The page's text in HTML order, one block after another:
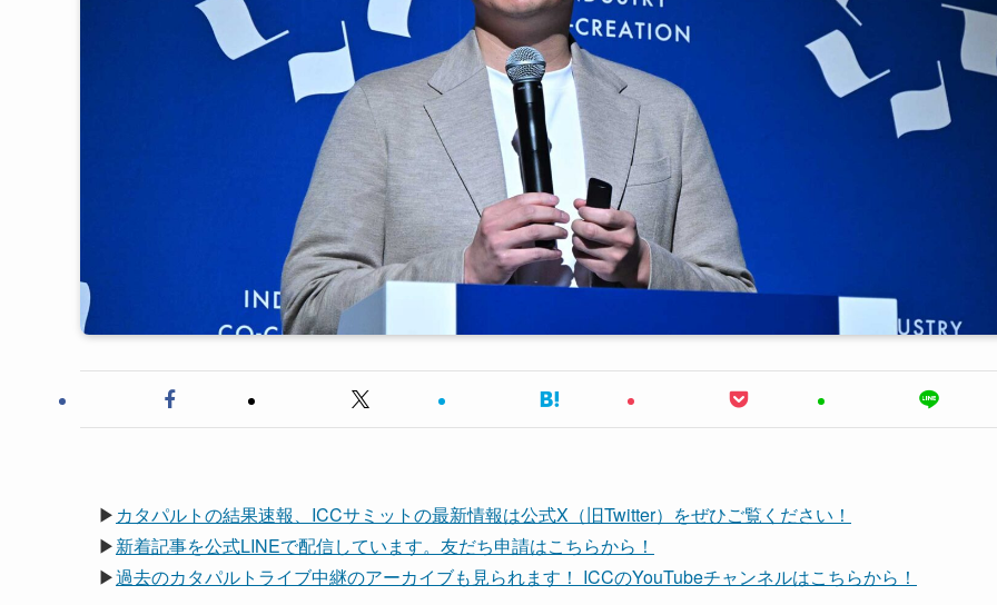
▶ カタパルトの結果速報、ICCサミットの最新情報は公式X（旧Twitter）をぜひご覧ください！
▶新着記事を公式LINEで配信しています。友だち申請はこちらから！
▶過去のカタパルトライブ中継のアーカイブも見られます！ ICCのYouTubeチャンネルはこちらから！